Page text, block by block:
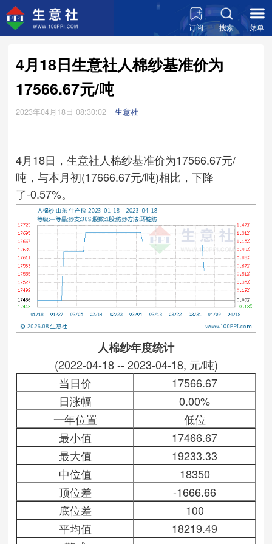
订阅 搜索 菜单
4月18日生意社人棉纱基准价为
17566.67元/吨
2023年04月18日 08:30:02 生意社
4月18日，生意社人棉纱基准价为17566.67元/
吨，与本月初(17666.67元/吨)相比，下降
了-0.57%。
人棉纱年度统计
(2022-04-18 -- 2023-04-18, 元/吨)
当日价
17566.67
日涨幅
0.00%
一年位置
低位
最小值
17466.67
最大值
19233.33
中位值
18350
顶位差
-1666.66
底位差
100
平均值
18219.49